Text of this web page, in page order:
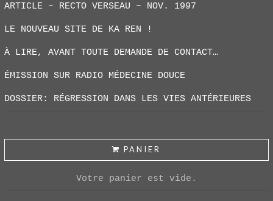
ARTICLE – RECTO VERSEAU – NOV. 1997
LE NOUVEAU SITE DE KA REN !
À LIRE, AVANT TOUTE DEMANDE DE CONTACT…
ÉMISSION SUR RADIO MÉDECINE DOUCE
DOSSIER: RÉGRESSION DANS LES VIES ANTÉRIEURES
PANIER
Votre panier est vide.